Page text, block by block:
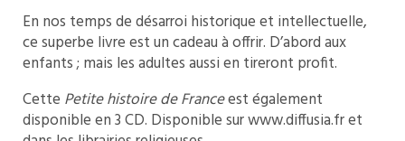
En nos temps de désarroi historique et intellectuelle,
ce superbe livre est un cadeau à offrir. D’abord aux
enfants ; mais les adultes aussi en tireront profit.
Cette Petite histoire de Franceest également
disponible en 3 CD. Disponible sur www.diffusia.fr et